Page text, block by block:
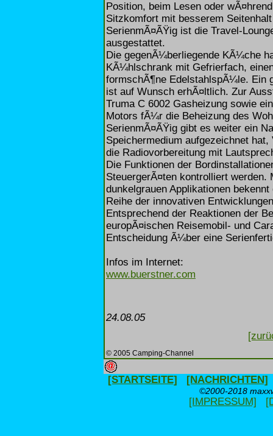
Position, beim Lesen oder
Sitzkomfort mit besserem
SerienmÃ¤ÃŸig ist die Travel-
ausgestattet.
Die gegenÃ¼berliegende KÃ¼che
KÃ¼hlschrank mit Gefrierfach,
formschÃ¶ne EdelstahlspÃ¼le. Ein
ist auf Wunsch erhÃ¤ltlich. Zur
Truma C 6002 Gasheizung sowie
Motors fÃ¼r die Beheizung des
SerienmÃ¤ÃŸig gibt es weiter ein
Speichermedium aufgezeichnet
die Radiovorbereitung mit
Die Funktionen der
SteuergerÃ¤ten kontrolliert
dunkelgrauen Applikationen
Reihe der innovativen
Entsprechend der Reaktionen der
europÃ¤ischen Reisemobil- und
Entscheidung Ã¼ber eine
Infos im Internet:
www.buerstner.com
24.08.05
© 2005 Camping-Channel
[STARTSEITE] [NACHRICHTEN]
©2000-2018
[IMPRESSUM]